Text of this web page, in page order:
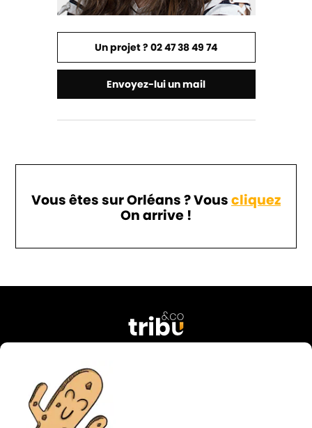
Un projet ? 02 47 38 49 74
Envoyez-lui un mail
Vous êtes sur Orléans ? Vouscliquez
On arrive !